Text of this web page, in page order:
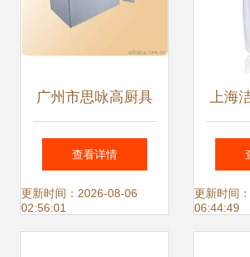
广州市思咏高厨具
一站式家用厨卫电
器产品全览
查看详情
更新时间：2026-08-06
02:56:01
上海
智能
开启
更新时间
06:44:49